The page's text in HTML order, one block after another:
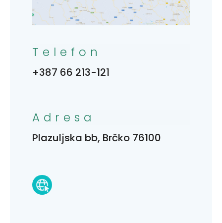
Telefon
+387 66 213-121
Adresa
Plazuljska bb, Brčko 76100